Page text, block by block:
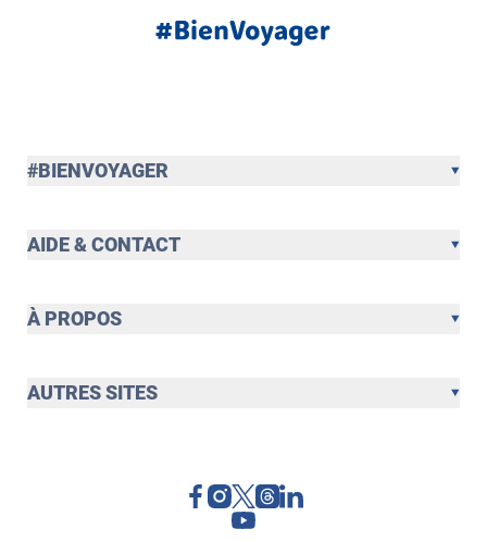
#BIENVOYAGER
AIDE & CONTACT
À PROPOS
AUTRES SITES